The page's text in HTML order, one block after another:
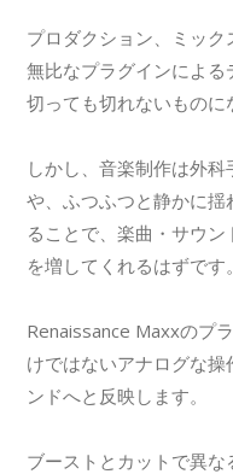
プロダクション、ミッ
無比なプラグインによ
切っても切れないものに
しかし、音楽制作は外
や、ふつふつと静かに
ることで、楽曲・サウ
を増してくれるはずです。
Renaissance Maxxのプ
けではないアナログな
ンドへと反映します。
ブーストとカットで異